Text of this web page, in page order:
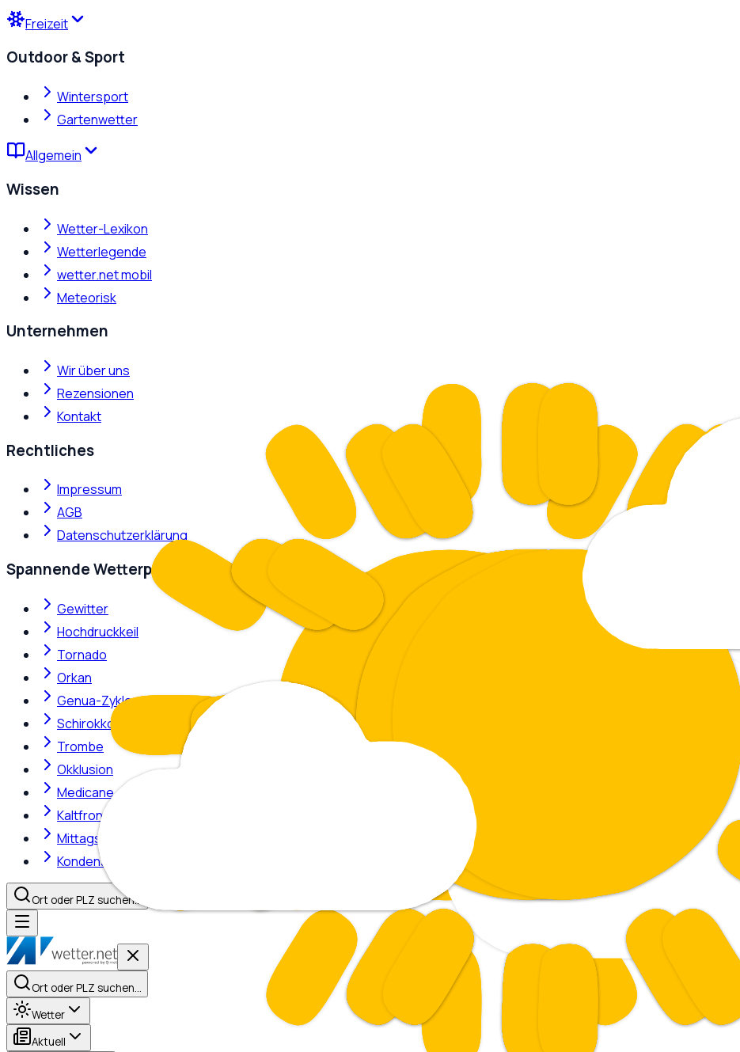
Freizeit
Outdoor & Sport
Wintersport
Gartenwetter
Allgemein
Wissen
Wetter-Lexikon
Wetterlegende
wetter.net mobil
Meteorisk
Unternehmen
Wir über uns
Rezensionen
Kontakt
Rechtliches
Impressum
AGB
Datenschutzerklärung
Spannende Wetterphänomene
Gewitter
Hochdruckkeil
Tornado
Orkan
Genua-Zyklone
Schirokko
Trombe
Okklusion
Medicane
Kaltfront
Mittagshitze
Kondensstreifen
Ort oder PLZ suchen…
Ort oder PLZ suchen…
Wetter
Aktuell